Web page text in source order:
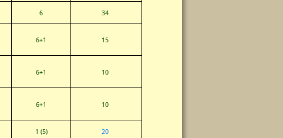
6
34
6+1 15
6+1 10
6+1 10
1 (5) 20